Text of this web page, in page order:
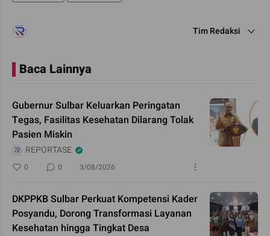
Tim Redaksi
Baca Lainnya
Gubernur Sulbar Keluarkan Peringatan
Tegas, Fasilitas Kesehatan Dilarang Tolak
Pasien Miskin
REPORTASE
0 0 3/08/2026
DKPPKB Sulbar Perkuat Kompetensi Kader
Posyandu, Dorong Transformasi Layanan
Kesehatan hingga Tingkat Desa